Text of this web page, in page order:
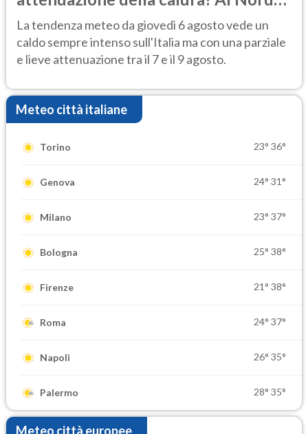
rischio temporali
La tendenza meteo da giovedì 6 agosto vede un
caldo sempre intenso sull'Italia ma con una parziale
e lieve attenuazione tra il 7 e il 9 agosto.
Meteo città italiane
Torino 23° 36°
Genova 24° 31°
Milano 23° 37°
Bologna 25° 38°
Firenze 21° 38°
Roma 24° 37°
Napoli 26° 35°
Palermo 28° 35°
Meteo città europee